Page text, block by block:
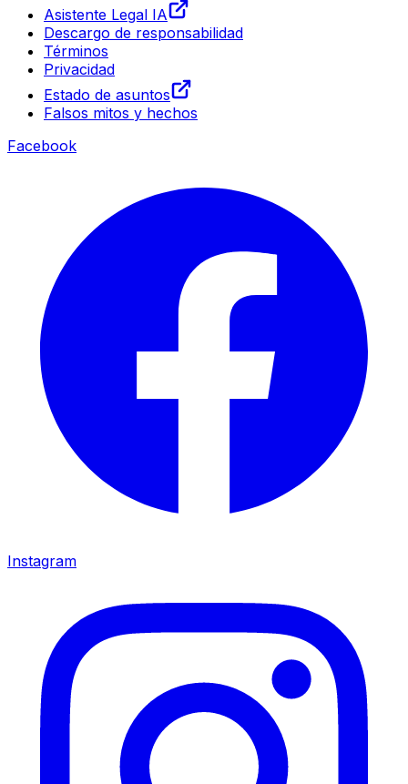
Asistente Legal IA
Descargo de responsabilidad
Términos
Privacidad
Estado de asuntos
Falsos mitos y hechos
Facebook
Instagram